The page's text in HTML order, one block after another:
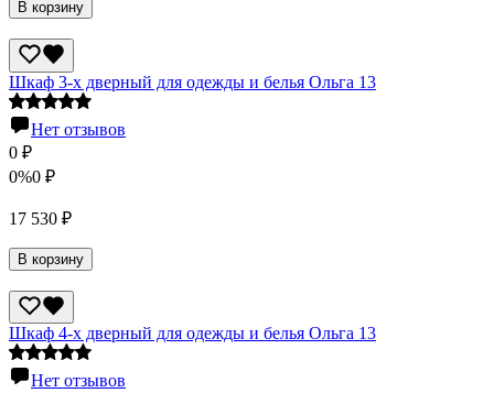
В корзину
Шкаф 3-х дверный для одежды и белья Ольга 13
Нет отзывов
0 ₽
0%0 ₽
17 530 ₽
В корзину
Шкаф 4-х дверный для одежды и белья Ольга 13
Нет отзывов